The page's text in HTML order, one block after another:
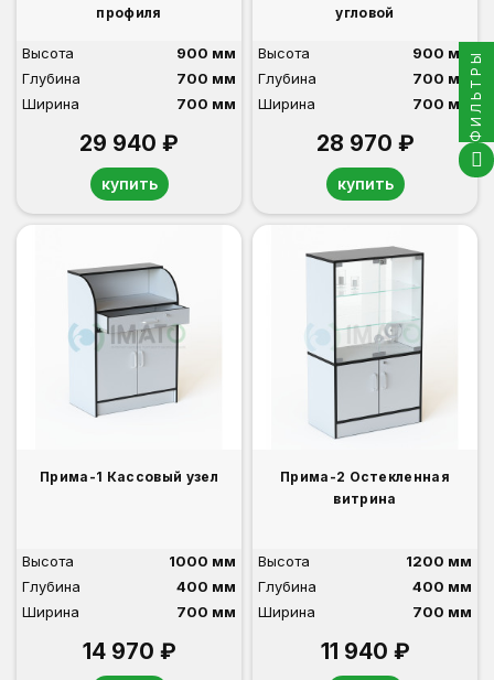
профиля
Высота
900 мм
Глубина
700 мм
Ширина
700 мм
29 940 ₽
купить
угловой
Высота
900 мм
Глубина
700 мм
Ширина
700 мм
28 970 ₽
купить
Прима-1 Кассовый узел
Высота
1000 мм
Глубина
400 мм
Ширина
700 мм
14 970 ₽
Прима-2 Остекленная
витрина
Высота
1200 мм
Глубина
400 мм
Ширина
700 мм
11 940 ₽
ФИЛЬТРЫ